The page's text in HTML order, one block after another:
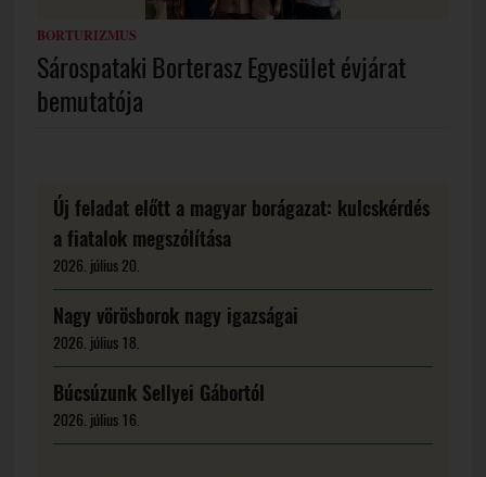
BORTURIZMUS
Sárospataki Borterasz Egyesület évjárat
bemutatója
Új feladat előtt a magyar borágazat: kulcskérdés
a fiatalok megszólítása
2026. július 20.
Nagy vörösborok nagy igazságai
2026. július 18.
Búcsúzunk Sellyei Gábortól
2026. július 16.